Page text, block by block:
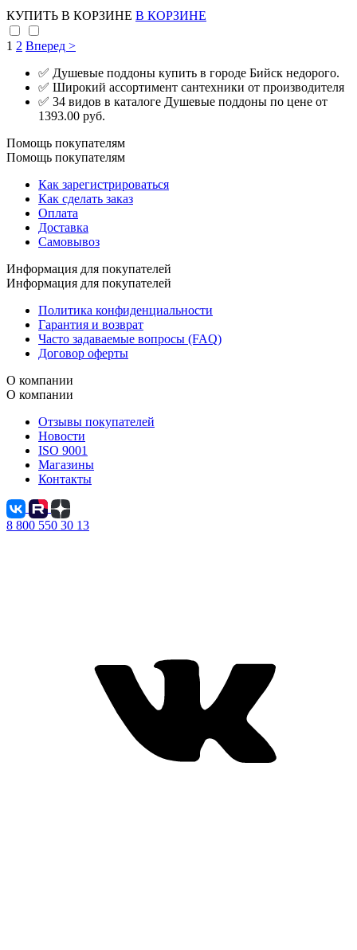
КУПИТЬ В КОРЗИНЕ В КОРЗИНЕ
1 2 Вперед >
✅ Душевые поддоны купить в городе Бийск недорого.
✅ Широкий ассортимент сантехники от производителя
✅ 34 видов в каталоге Душевые поддоны по цене от
1393.00 руб.
Помощь покупателям
Помощь покупателям
Как зарегистрироваться
Как сделать заказ
Оплата
Доставка
Самовывоз
Информация для покупателей
Информация для покупателей
Политика конфиденциальности
Гарантия и возврат
Часто задаваемые вопросы (FAQ)
Договор оферты
О компании
О компании
Отзывы покупателей
Новости
ISO 9001
Магазины
Контакты
8 800 550 30 13